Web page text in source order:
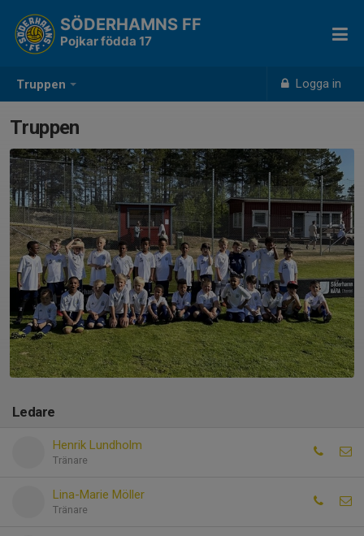
Truppen Logga in
SÖDERHAMNS FF
Pojkar födda 17
Truppen
Ledare
Henrik Lundholm
Tränare
Lina-Marie Möller
Tränare